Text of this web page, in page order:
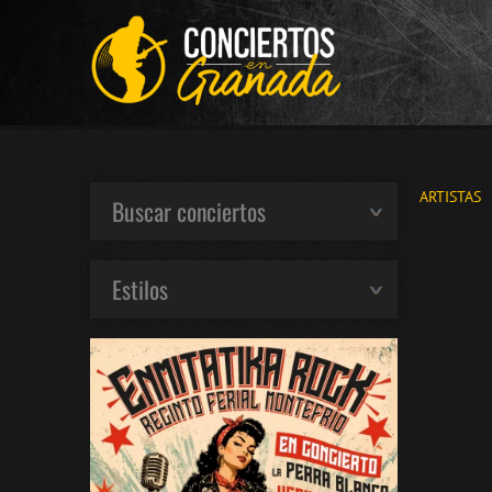
ARTISTAS
Buscar conciertos
Estilos